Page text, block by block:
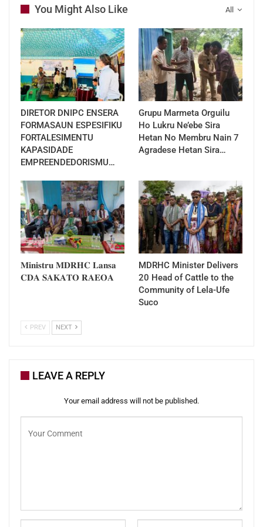
Rural e Habitação Comunitaria (Sigla Portugés-
MDRHC).
Media MDRHC
All
You Might Also Like
DIRETOR DNIPC ENSERA
FORMASAUN ESPESIFIKU
FORTALESIMENTU
KAPASIDADE
EMPREENDEDORISMU…
Grupu Marmeta Orguilu
Ho Lukru Ne’ebe Sira
Hetan No Membru Nain 7
Agradese Hetan Sira…
𝐌𝐢𝐧𝐢𝐬𝐭𝐫𝐮 𝐌𝐃𝐑𝐇𝐂 𝐋𝐚𝐧𝐬𝐚
𝐂𝐃𝐀 𝐒𝐀𝐊𝐀𝐓𝐎 𝐑𝐀𝐄𝐎𝐀
MDRHC Minister Delivers
20 Head of Cattle to the
Community of Lela-Ufe
Suco
PREV NEXT
LEAVE A REPLY
Your email address will not be published.